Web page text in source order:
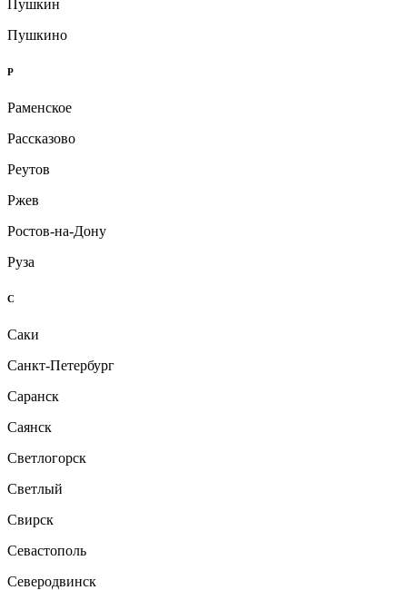
Пушкин
Пушкино
Р
Раменское
Рассказово
Реутов
Ржев
Ростов-на-Дону
Руза
С
Саки
Санкт-Петербург
Саранск
Саянск
Светлогорск
Светлый
Свирск
Севастополь
Северодвинск